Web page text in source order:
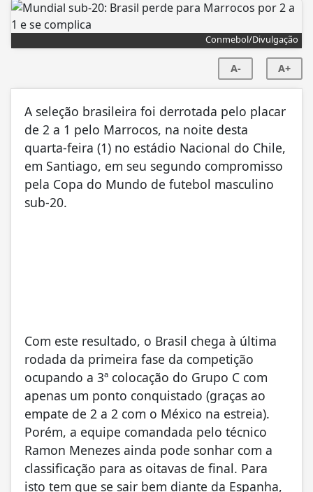
Conmebol/Divulgação
A- A+
A seleção brasileira foi derrotada pelo placar
de 2 a 1 pelo Marrocos, na noite desta
quarta-feira (1) no estádio Nacional do Chile,
em Santiago, em seu segundo compromisso
pela Copa do Mundo de futebol masculino
sub-20.
Com este resultado, o Brasil chega à última
rodada da primeira fase da competição
ocupando a 3ª colocação do Grupo C com
apenas um ponto conquistado (graças ao
empate de 2 a 2 com o México na estreia).
Porém, a equipe comandada pelo técnico
Ramon Menezes ainda pode sonhar com a
classificação para as oitavas de final. Para
isto tem que se sair bem diante da Espanha,